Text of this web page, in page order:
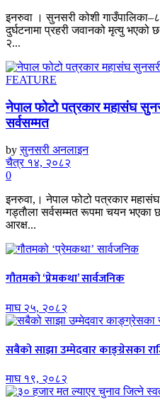
इनरुवा । सुनसरी कोशी गाउँपालिका–८
दुर्घटनामा प्रहरी जवानको मृत्यु भएको
२...
FEATURE
नेपाल फोटो पत्रकार महासंघ
सर्वसम्मत
by सुनसरी अनलाइन
चैत्र १४, २०८२
0
इनरुवा,। नेपाल फोटो पत्रकार
गड्ताैला सर्वसम्मत रूपमा चयन भएका
आरक्ष...
गौतमको ‘प्रेमकथा’ सार्वजनिक
माघ २५, २०८२
सबैको साझा उम्मेदवार काङ्ग्रेसका
माघ १९, २०८२